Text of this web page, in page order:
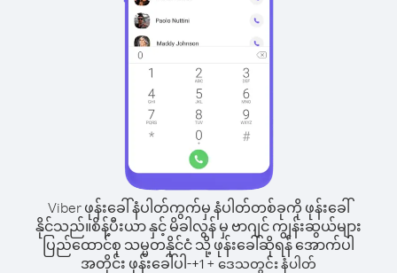
Viber ဖုန်းခေါ်နံပါတ်ကွက်မှ နံပါတ်တစ်ခုကို ဖုန်းခေါ်
နိုင်သည်။စိန့်ပီးယာ နှင့် မိခါလွန် မှ ဗာဂျင် ကျွန်းဆွယ်များ
ပြည်ထောင်စု သမ္မတနိုင်ငံ သို့ ဖုန်းခေါ်ဆိုရန် အောက်ပါ
အတိုင်း ဖုန်းခေါ်ပါ-+1+ ဒေသတွင်း နံပါတ်